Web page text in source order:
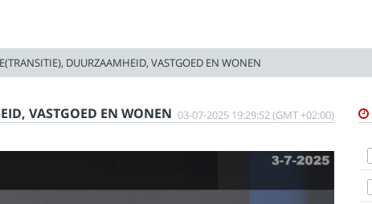
DUURZAAMHEID, VASTGOED EN WONEN
VASTGOED EN WONEN 03-07-2025 19:29:52 (GMT +02:00)